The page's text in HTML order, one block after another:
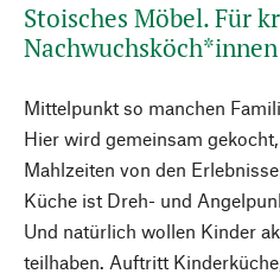
Stoisches Möbel. Für
Nachwuchsköch*innen
Mittelpunkt so manchen
Hier wird gemeinsam
Mahlzeiten von den
Küche ist Dreh- und
Und natürlich wollen Kinder
teilhaben. Auftritt